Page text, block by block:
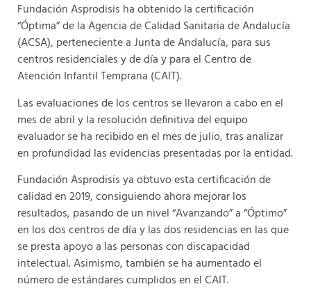
Fundación Asprodisis ha obtenido la certificación
“Óptima” de la Agencia de Calidad Sanitaria de Andalucía
(ACSA), perteneciente a Junta de Andalucía, para sus
centros residenciales y de día y para el Centro de
Atención Infantil Temprana (CAIT).
Las evaluaciones de los centros se llevaron a cabo en el
mes de abril y la resolución definitiva del equipo
evaluador se ha recibido en el mes de julio, tras analizar
en profundidad las evidencias presentadas por la entidad.
Fundación Asprodisis ya obtuvo esta certificación de
calidad en 2019, consiguiendo ahora mejorar los
resultados, pasando de un nivel “Avanzando” a “Óptimo”
en los dos centros de día y las dos residencias en las que
se presta apoyo a las personas con discapacidad
intelectual. Asimismo, también se ha aumentado el
número de estándares cumplidos en el CAIT.